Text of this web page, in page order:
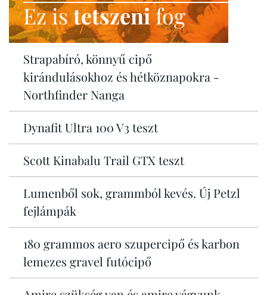
Ez istetszenifog
Strapabíró, könnyű cipő
kirándulásokhoz és hétköznapokra -
Northfinder Nanga
Dynafit Ultra 100 V3 teszt
Scott Kinabalu Trail GTX teszt
Lumenből sok, grammból kevés. Új Petzl
fejlámpák
180 grammos aero szupercipő és karbon
lemezes gravel futócipő